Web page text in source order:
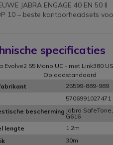
JABRA ENGAGE 40 EN 50 II
10 – beste kantoorheadsets
specificaties
Evolve2 55 Mono UC - met Link380
Oplaadstandaard
25599-889-989
5706991027471
bescherming Jabra
G616
lengte
1.2m
30m